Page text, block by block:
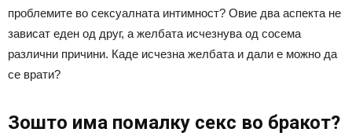
проблемите во сексуалната интимност? Овие два аспекта не
зависат еден од друг, а желбата исчезнува од сосема
различни причини. Каде исчезна желбата и дали е можно да
се врати?
Зошто има помалку секс во бракот?